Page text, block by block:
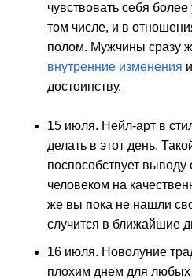
чувствовать себя
том числе, и в
полом. Мужчины сразу
внутренние изменения
достоинству.
15 июля. Нейл-арт в
делать в этот день.
поспособствует
человеком на
же вы пока не нашли
случится в ближайшие
16 июля. Новолуние
плохим днем для любых